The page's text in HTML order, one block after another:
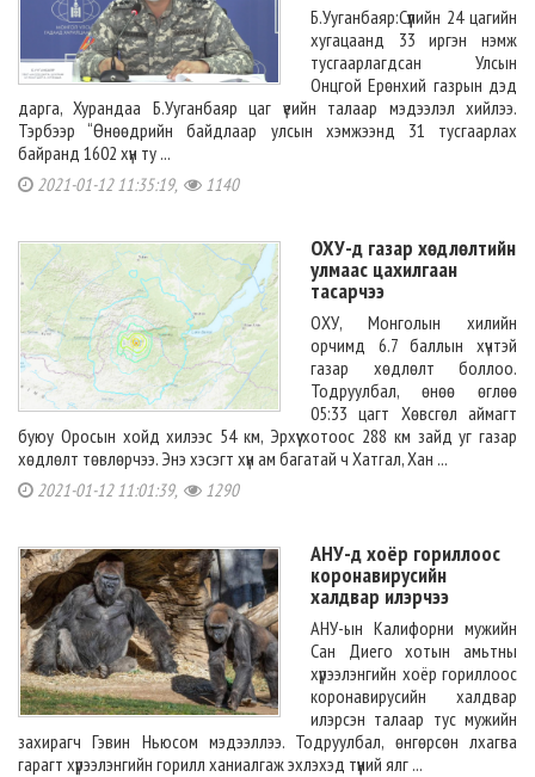
Б.Ууганбаяр:Сүүлийн 24 цагийн
хугацаанд 33 иргэн нэмж
тусгаарлагдсан Улсын
Онцгой Ерөнхий газрын дэд
дарга, Хурандаа Б.Ууганбаяр цаг үеийн талаар мэдээлэл хийлээ.
Тэрбээр “Өнөөдрийн байдлаар улсын хэмжээнд 31 тусгаарлах
байранд 1602 хүн ту ...
2021-01-12 11:35:19, 1140
ОХУ-д газар хөдлөлтийн
улмаас цахилгаан
тасарчээ
ОХУ, Монголын хилийн
орчимд 6.7 баллын хүчтэй
газар хөдлөлт боллоо.
Тодруулбал, өнөө өглөө
05:33 цагт Хөвсгөл аймагт
буюу Оросын хойд хилээс 54 км, Эрхүү хотоос 288 км зайд уг газар
хөдлөлт төвлөрчээ. Энэ хэсэгт хүн ам багатай ч Хатгал, Хан ...
2021-01-12 11:01:39, 1290
АНУ-д хоёр гориллоос
коронавирусийн
халдвар илэрчээ
АНУ-ын Калифорни мужийн
Сан Диего хотын амьтны
хүрээлэнгийн хоёр гориллоос
коронавирусийн халдвар
илэрсэн талаар тус мужийн
захирагч Гэвин Ньюсом мэдээллээ. Тодруулбал, өнгөрсөн лхагва
гарагт хүрээлэнгийн горилл ханиалгаж эхлэхэд түүний ялг ...